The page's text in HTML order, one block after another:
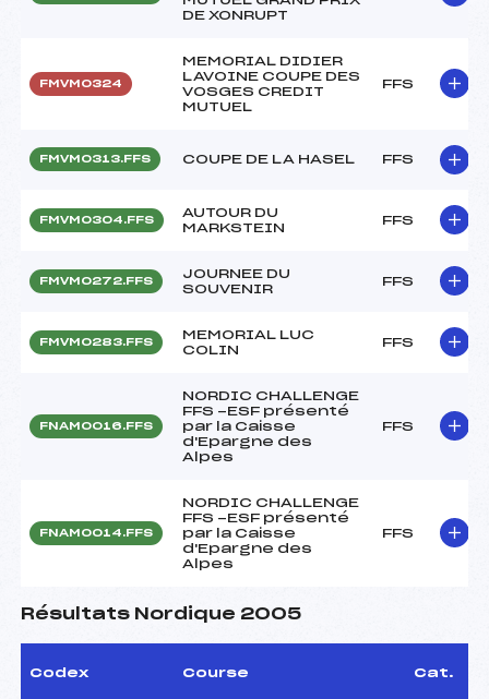
DE XONRUPT
FMVM0324
MEMORIAL DIDIER
LAVOINE COUPE DES
VOSGES CREDIT
MUTUEL
FFS
FMVM0313.FFS COUPE DE LA HASEL FFS
FMVM0304.FFS
AUTOUR DU
MARKSTEIN
FFS
FMVM0272.FFS
JOURNEE DU
SOUVENIR
FFS
FMVM0283.FFS
MEMORIAL LUC
COLIN
FFS
FNAM0016.FFS
NORDIC CHALLENGE
FFS -ESF présenté
par la Caisse
d'Epargne des
Alpes
FFS
FNAM0014.FFS
NORDIC CHALLENGE
FFS -ESF présenté
par la Caisse
d'Epargne des
Alpes
FFS
Résultats Nordique 2005
Codex Course Cat.